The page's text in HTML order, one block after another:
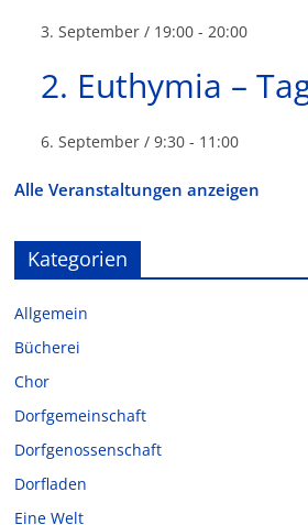
3. September / 19:00 -20:00
2. Euthymia –
6. September / 9:30 - 11:00
Alle Veranstaltungen anzeigen
Kategorien
Allgemein
Bücherei
Chor
Dorfgemeinschaft
Dorfgenossenschaft
Dorfladen
Eine Welt